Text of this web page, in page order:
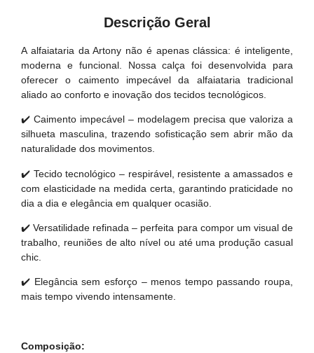
Descrição Geral
A alfaiataria da Artony não é apenas clássica: é inteligente,
moderna e funcional. Nossa calça foi desenvolvida para
oferecer o caimento impecável da alfaiataria tradicional
aliado ao conforto e inovação dos tecidos tecnológicos.
✔️ Caimento impecável – modelagem precisa que valoriza a
silhueta masculina, trazendo sofisticação sem abrir mão da
naturalidade dos movimentos.
✔️ Tecido tecnológico – respirável, resistente a amassados e
com elasticidade na medida certa, garantindo praticidade no
dia a dia e elegância em qualquer ocasião.
✔️ Versatilidade refinada – perfeita para compor um visual de
trabalho, reuniões de alto nível ou até uma produção casual
chic.
✔️ Elegância sem esforço – menos tempo passando roupa,
mais tempo vivendo intensamente.
Composição: